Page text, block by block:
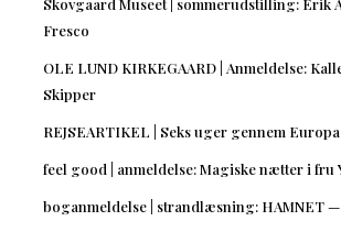
Fresco
OLE LUND KIRKEGAARD | Anmeldelse:
Skipper
REJSEARTIKEL | Seks uger gennem Europa
feel good | anmeldelse: Magiske nætter i fru
boganmeldelse | strandlæsning: HAMNET